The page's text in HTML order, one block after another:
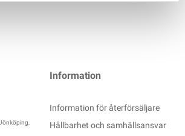
Information
Information för återförsäljare
Hållbarhet och samhällsansvar